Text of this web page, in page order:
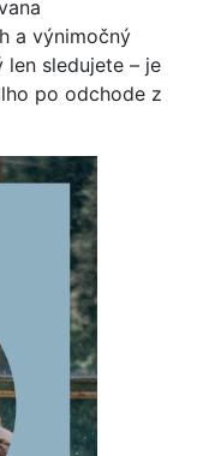
a výnimočný
sledujete – je
po odchode z